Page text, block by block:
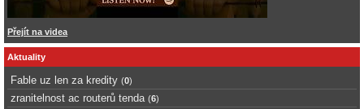
Přejít na videa
Aktuality
Fable uz len za kredity (0)
zranitelnost ac routerů tenda (6)